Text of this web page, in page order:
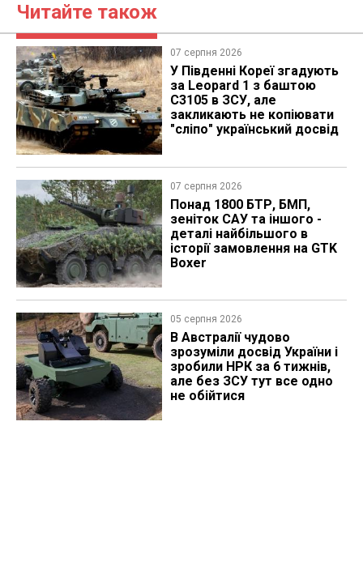
Читайте також
07 серпня 2026
У Південні Кореї згадують
за Leopard 1 з баштою
C3105 в ЗСУ, але
закликають не копіювати
"сліпо" український досвід
07 серпня 2026
Понад 1800 БТР, БМП,
зеніток САУ та іншого -
деталі найбільшого в
історії замовлення на GTK
Boxer
05 серпня 2026
В Австралії чудово
зрозуміли досвід України і
зробили НРК за 6 тижнів,
але без ЗСУ тут все одно
не обійтися